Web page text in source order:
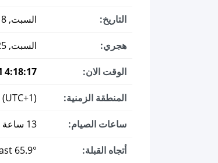
التاريخ: السبت, 8 أغسطس 2026 ميلادي
هجري: السبت, 25 صفر 1448
الوقت الان: 4:18:18 AM
المنطقة الزمنية: (UTC+1)
ساعات الصيام:
أتجاه القبلة: